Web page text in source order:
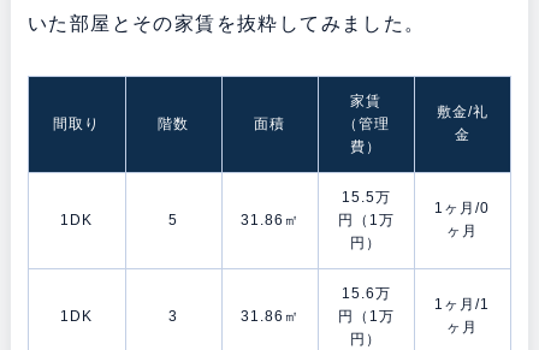
いた部屋とその家賃を抜粋してみました。
間取り 階数 面積
家賃
（管理
費）
敷金/礼
金
1DK 5 31.86㎡
15.5万
円（1万
円）
1ヶ月/0
ヶ月
1DK 3 31.86㎡
15.6万
円（1万
円）
1ヶ月/1
ヶ月